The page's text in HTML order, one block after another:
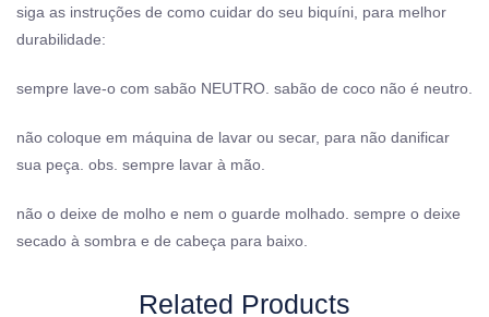
siga as instruções de como cuidar do seu biquíni, para melhor
durabilidade:
sempre lave-o com sabão NEUTRO. sabão de coco não é neutro.
não coloque em máquina de lavar ou secar, para não danificar
sua peça. obs. sempre lavar à mão.
não o deixe de molho e nem o guarde molhado. sempre o deixe
secado à sombra e de cabeça para baixo.
Related Products